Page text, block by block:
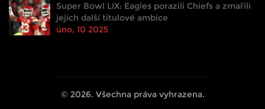
Super Bowl LIX: Eagles porazili Chiefs a zmařili
jejich další titulové ambice
úno, 10 2025
© 2026. Všechna práva vyhrazena.